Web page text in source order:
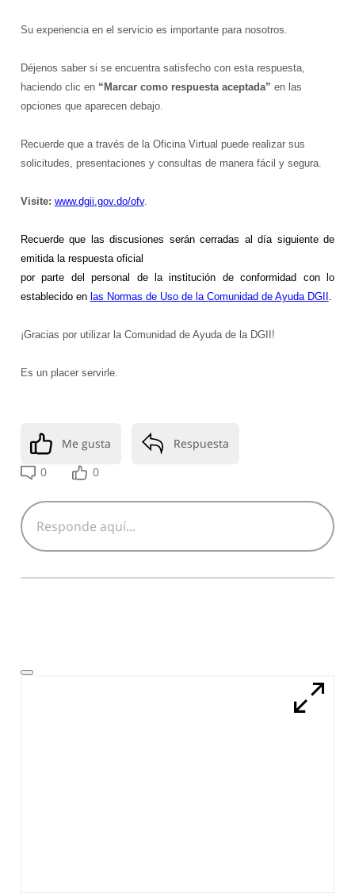
Su experiencia en el servicio es importante para nosotros.
Déjenos saber si se encuentra satisfecho con esta respuesta,
haciendo clic en “Marcar como respuesta aceptada” en las
opciones que aparecen debajo.
Recuerde que a través de la Oficina Virtual puede realizar sus
solicitudes, presentaciones y consultas de manera fácil y segura.
Visite: www.dgii.gov.do/ofv.
Recuerde que
las discusiones serán cerradas al día siguiente de
emitida la respuesta oficial
por parte del personal de la institución de conformidad con lo
establecido en las Normas de Uso de la Comunidad de Ayuda DGII .
¡Gracias por utilizar la Comunidad de Ayuda de la DGII!
Es un placer servirle.
Me gusta
Respuesta
0
0